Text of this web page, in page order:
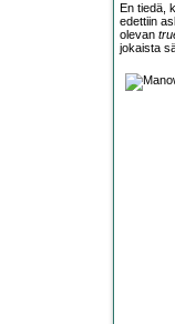
En tiedä,
edettiin
olevan
jokaista